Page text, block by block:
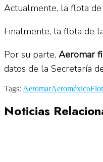
Actualmente, la flota de
Finalmente, la flota de
Por su parte, Aeromar
datos de la Secretaría
Tags: AeromarAeroméxico
Noticias